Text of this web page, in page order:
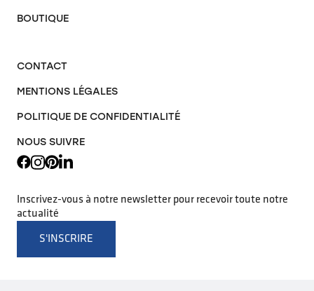
BOUTIQUE
CONTACT
MENTIONS LÉGALES
POLITIQUE DE CONFIDENTIALITÉ
NOUS SUIVRE
Inscrivez-vous à notre newsletter pour recevoir toute notre
actualité
S'INSCRIRE